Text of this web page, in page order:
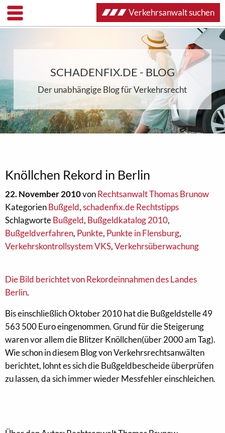
SCHADENFIX.DE - BLOG
Der unabhängige Blog für Verkehrsrecht
Knöllchen Rekord in Berlin
22. November 2010vonRechtsanwalt Thomas Brunow
KategorienBußgeld,schadenfix.de Rechtstipps
SchlagworteBußgeld, Bußgeldkatalog 2010,
Bußgeldverfahren, Punkte, Punkte in Flensburg,
Verkehrskontrollsystem VKS,Verkehrsüberwachung
Die Bild berichtet von Rekordeinnahmen des Landes
Berlin.
Bis einschließlich Oktober 2010 hat die Bußgeldstelle 49
563 500 Euro eingenommen. Grund für die Steigerung
waren vor allem die Blitzer Knöllchen(über 2000 am Tag).
Wie schon in diesem Blog von Verkehrsrechtsanwälten
berichtet, lohnt es sich die Bußgeldbescheide überprüfen
zu lassen, da sich immer wieder Messfehler einschleichen.
Verkehrsanwalt suchen